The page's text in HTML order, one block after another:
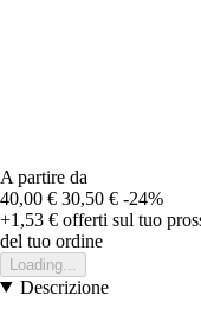
A partire da
40,00 € 30,50 € -24%
+1,53 € offerti sul tuo
del tuo ordine
Loading...
Descrizione